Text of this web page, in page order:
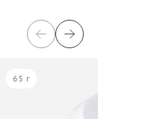
65 г